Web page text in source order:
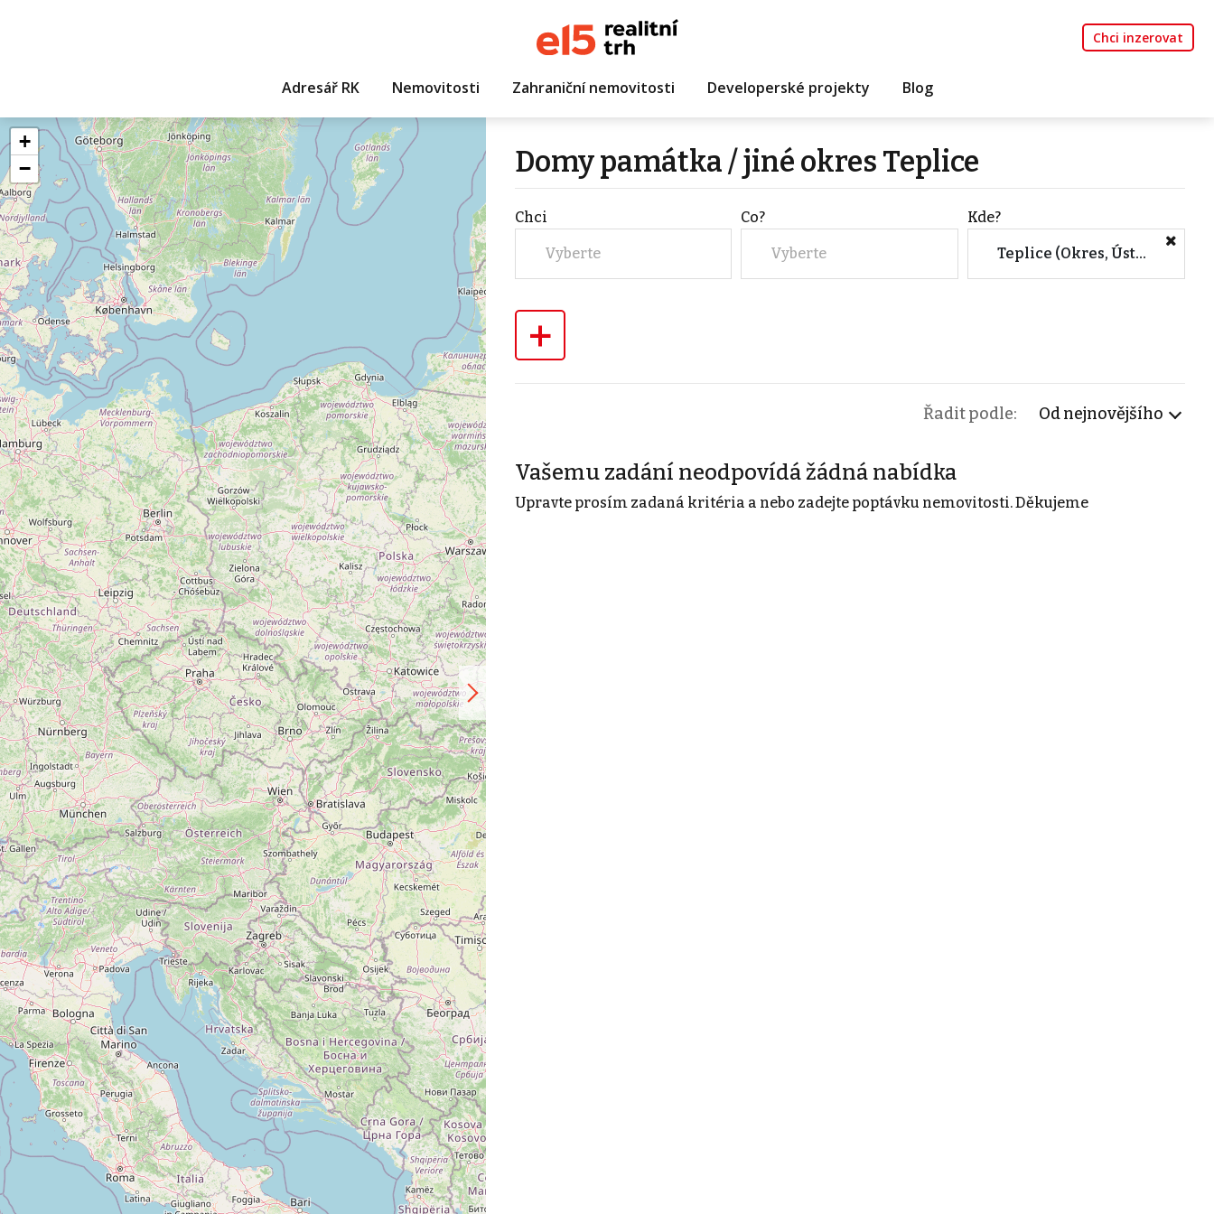
Chci inzerovat
Adresář RK Nemovitosti Zahraniční nemovitosti Developerské projekty Blog
+
−
Domy památka / jiné okres Teplice
Chci
Vyberte
Co?
Vyberte
Kde?
Teplice (Okres, Ústecký kraj)
+
Řadit podle: Od nejnovějšího
Vašemu zadání neodpovídá žádná nabídka
Upravte prosím zadaná kritéria a nebo zadejte poptávku nemovitosti. Děkujeme